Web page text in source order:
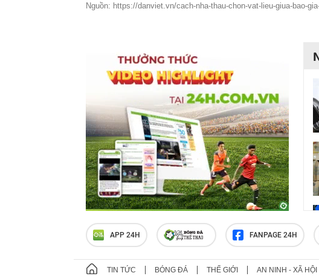
Nguồn: https://danviet.vn/cach-nha-thau-chon-vat-lieu-giua-bao-
APP 24H FANPAGE 24H
TIN TỨC BÓNG ĐÁ THẾ GIỚI AN NINH - XÃ HỘI